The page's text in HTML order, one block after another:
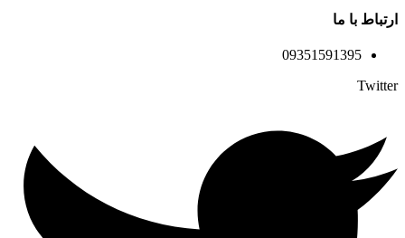
ارتباط با ما
09351591395
Twitter